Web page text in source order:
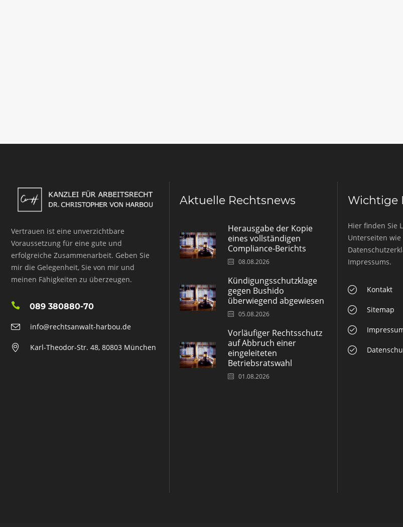
Vertrauen ist eine unverzichtbare
Voraussetzung für eine gute und
erfolgreiche Zusammenarbeit. Geben Sie
mir die Gelegenheit, Sie von mir und
meinen Fähigkeiten zu überzeugen.
089 380880-70
info@rechtsanwalt-harbou.de
Karl-Theodor-Str. 48, 80803 München
Aktuelle Rechtsnews
Herausgabe der Kopie
eines vollständigen
Compliance-Berichts
08.08.2026
Kündigungsschutzklage
gegen Bushido
überwiegend abgewiesen
05.08.2026
Vorläufiger Rechtsschutz
auf Abbruch einer
eingeleiteten
Betriebsratswahl
01.08.2026
Wichtige
Hier finden Sie
Unterseiten wie
Impressums.
Kontakt
Sitemap